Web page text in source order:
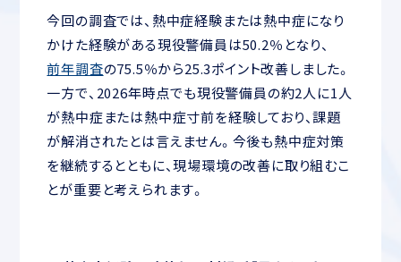
今回の調査では、熱中症経験または熱中症になり
かけた経験がある現役警備員は50.2％となり、
前年調査の75.5％から25.3ポイント改善しました。
一方で、2026年時点でも現役警備員の約2人に1人
が熱中症または熱中症寸前を経験しており、課題
が解消されたとは言えません。今後も熱中症対策
を継続するとともに、現場環境の改善に取り組むこ
とが重要と考えられます。